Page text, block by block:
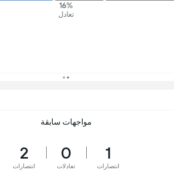
16%
تعادل
مواجهات سابقة
1
انتصارات
0
تعادلات
2
انتصارات